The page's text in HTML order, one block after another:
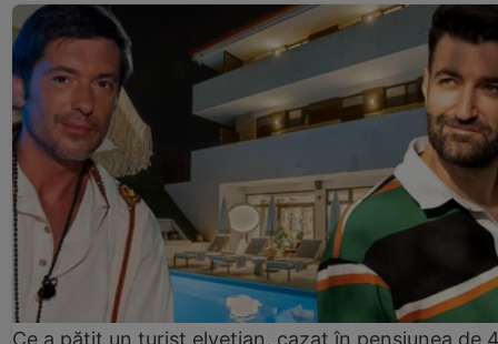
Ce a pățit un turist elvețian, cazat în pensiunea de